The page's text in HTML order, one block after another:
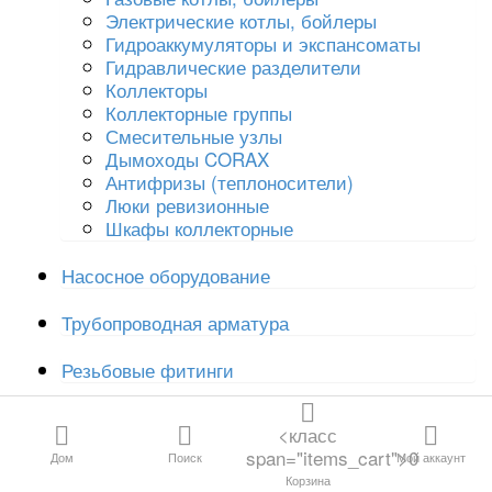
Все категории
Канализация и
дренаж
Расходные материалы
Водосливная
арматура
Трубы и
фитинги для
отопления и
водоснабжения
Резьбовые
Трубопроводная
Дом Поиск
<класс
span="items_cart">0
Корзина
Мой аккаунт
Электрические котлы, бойлеры
Гидроаккумуляторы и экспансоматы
Гидравлические разделители
Коллекторы
Коллекторные группы
Смесительные узлы
Дымоходы CORAX
Антифризы (теплоносители)
Люки ревизионные
Шкафы коллекторные
Насосное оборудование
Трубопроводная арматура
Резьбовые фитинги
Фильтры